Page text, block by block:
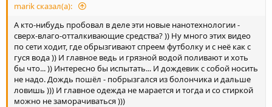
marik сказал(а):
А кто-нибудь пробовал в деле эти новые нанотехнологии -
сверх-влаго-отталкивающие средства? )) Ну много этих видео
по сети ходит, где обрызгивают спреем футболку и с неё как с
гуся вода )) И главное ведь и грязной водой поливают и хоть
бы что... )) Интересно бы испытать... И дождевик с собой носить
не надо. Дождь пошёл - побрызгался из болончика и дальше
ловишь ))) И главное одежда не марается и тогда и со стиркой
можно не заморачиваться )))